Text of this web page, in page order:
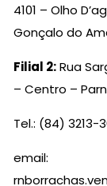
4101 – Olho
Gonçalo do
Filial 2:Rua
– Centro –
Tel.: (84) 3213-
email: